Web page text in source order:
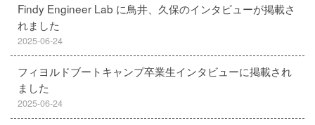
Findy Engineer Lab に鳥井、久保のインタビューが掲載さ
れました
2025-06-24
フィヨルドブートキャンプ卒業生インタビューに掲載され
ました
2025-06-24